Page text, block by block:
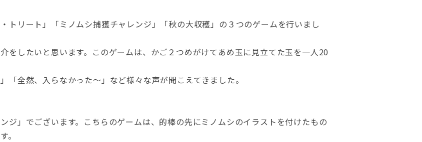
トリート」「ミノムシ捕獲チャレンジ」「秋の大収穫」の３つのゲームを行いまし
をしたいと思います。このゲームは、かご２つめがけてあめ玉に見立てた玉を一人20
「全然、入らなかった～」など様々な声が聞こえてきました。
ジ」でございます。こちらのゲームは、的棒の先にミノムシのイラストを付けたもの
。